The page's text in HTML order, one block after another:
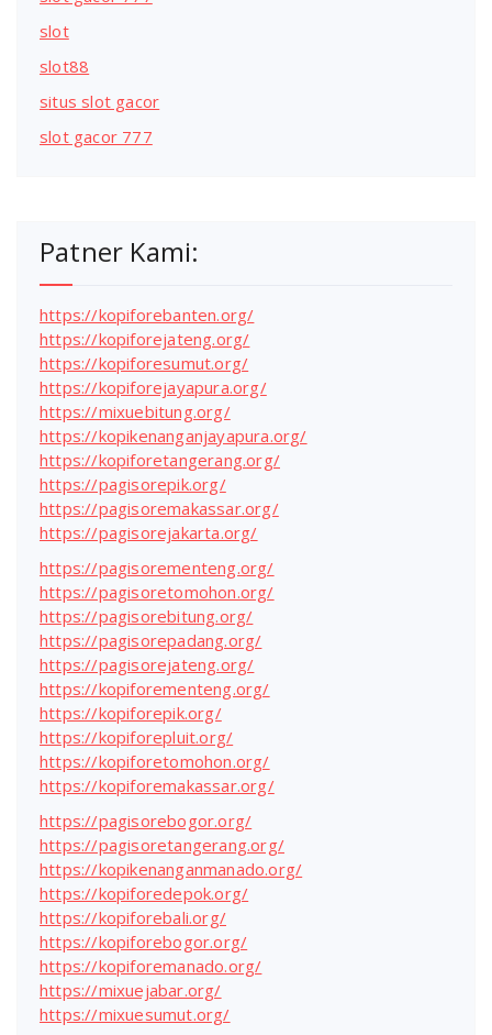
slot
slot88
situs slot gacor
slot gacor 777
Patner Kami:
https://kopiforebanten.org/
https://kopiforejateng.org/
https://kopiforesumut.org/
https://kopiforejayapura.org/
https://mixuebitung.org/
https://kopikenanganjayapura.org/
https://kopiforetangerang.org/
https://pagisorepik.org/
https://pagisoremakassar.org/
https://pagisorejakarta.org/
https://pagisorementeng.org/
https://pagisoretomohon.org/
https://pagisorebitung.org/
https://pagisorepadang.org/
https://pagisorejateng.org/
https://kopiforementeng.org/
https://kopiforepik.org/
https://kopiforepluit.org/
https://kopiforetomohon.org/
https://kopiforemakassar.org/
https://pagisorebogor.org/
https://pagisoretangerang.org/
https://kopikenanganmanado.org/
https://kopiforedepok.org/
https://kopiforebali.org/
https://kopiforebogor.org/
https://kopiforemanado.org/
https://mixuejabar.org/
https://mixuesumut.org/